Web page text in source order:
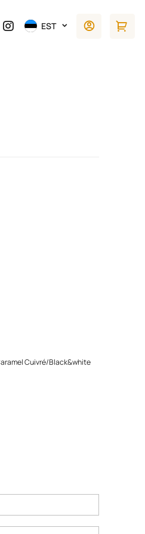
EST
Cuivré/Black&white